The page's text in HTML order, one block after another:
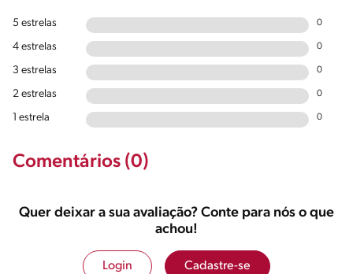
5 estrelas 0
4 estrelas 0
3 estrelas 0
2 estrelas 0
1 estrela 0
Comentários (0)
Quer deixar a sua avaliação? Conte para nós o que
achou!
Login Cadastre-se